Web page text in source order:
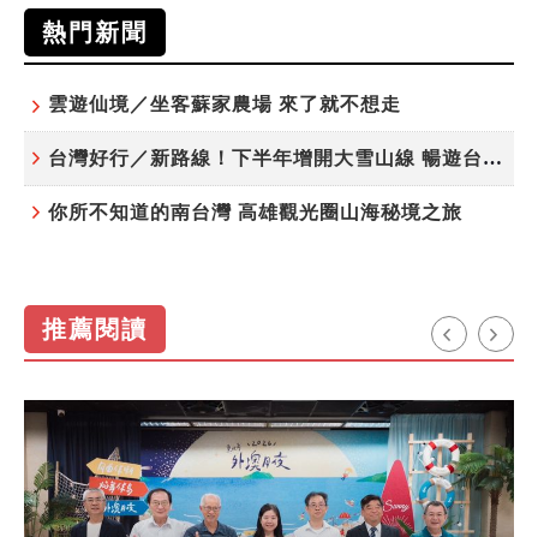
熱門新聞
雲遊仙境／坐客蘇家農場 來了就不想走
台灣好行／新路線！下半年增開大雪山線 暢遊台中更便利
你所不知道的南台灣 高雄觀光圈山海秘境之旅
推薦閱讀